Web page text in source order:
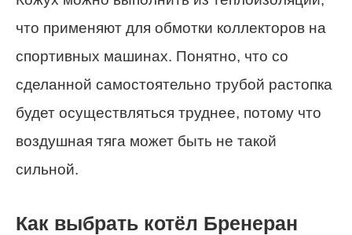
что применяют для обмотки коллекторов на
спортивных машинах. Понятно, что со
сделанной самостоятельно трубой растопка
будет осуществляться труднее, потому что
воздушная тяга может быть не такой
сильной.
Как выбрать котёл Бренеран